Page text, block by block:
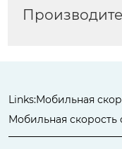
Links:Мобильная
Мобильная скорость